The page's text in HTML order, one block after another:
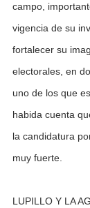
campo,
vigencia de su
fortalecer su
electorales, en
uno de los que
habida cuenta
la candidatura
muy fuerte.
LUPILLO Y LA